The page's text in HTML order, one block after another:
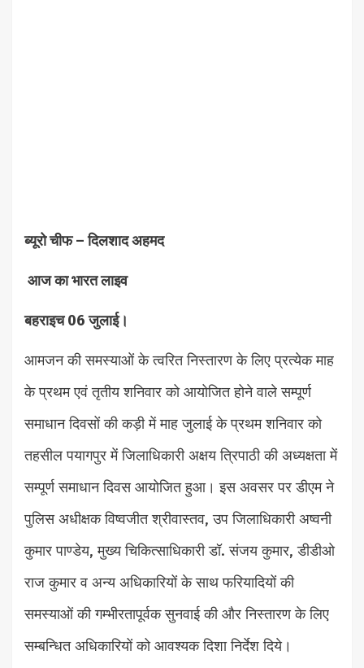
ब्यूरो चीफ – दिलशाद अहमद
आज का भारत लाइव
बहराइच 06 जुलाई।
आमजन की समस्याओं के त्वरित निस्तारण के लिए प्रत्येक माह
के प्रथम एवं तृतीय शनिवार को आयोजित होने वाले सम्पूर्ण
समाधान दिवसों की कड़ी में माह जुलाई के प्रथम शनिवार को
तहसील पयागपुर में जिलाधिकारी अक्षय त्रिपाठी की अध्यक्षता में
सम्पूर्ण समाधान दिवस आयोजित हुआ। इस अवसर पर डीएम ने
पुलिस अधीक्षक विष्वजीत श्रीवास्तव, उप जिलाधिकारी अष्वनी
कुमार पाण्डेय, मुख्य चिकित्साधिकारी डॉ. संजय कुमार, डीडीओ
राज कुमार व अन्य अधिकारियों के साथ फरियादियों की
समस्याओं की गम्भीरतापूर्वक सुनवाई की और निस्तारण के लिए
सम्बन्धित अधिकारियों को आवश्यक दिशा निर्देश दिये।